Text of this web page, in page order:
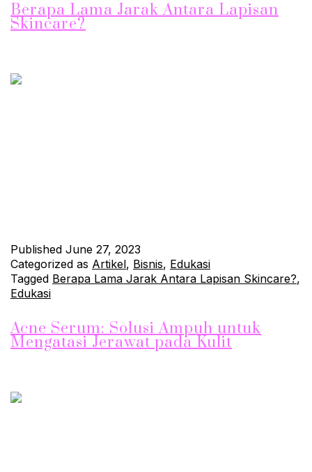
Berapa Lama Jarak Antara Lapisan
Skincare?
Published June 27, 2023
Categorized as Artikel, Bisnis, Edukasi
Tagged Berapa Lama Jarak Antara Lapisan Skincare?,
Edukasi
Acne Serum: Solusi Ampuh untuk
Mengatasi Jerawat pada Kulit